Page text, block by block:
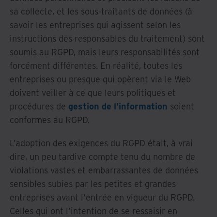
sa collecte, et les sous-traitants de données (à
savoir les entreprises qui agissent selon les
instructions des responsables du traitement) sont
soumis au RGPD, mais leurs responsabilités sont
forcément différentes. En réalité, toutes les
entreprises ou presque qui opèrent via le Web
doivent veiller à ce que leurs politiques et
procédures de gestion de l’information soient
conformes au RGPD.
L’adoption des exigences du RGPD était, à vrai
dire, un peu tardive compte tenu du nombre de
violations vastes et embarrassantes de données
sensibles subies par les petites et grandes
entreprises avant l'entrée en vigueur du RGPD.
Celles qui ont l’intention de se ressaisir en